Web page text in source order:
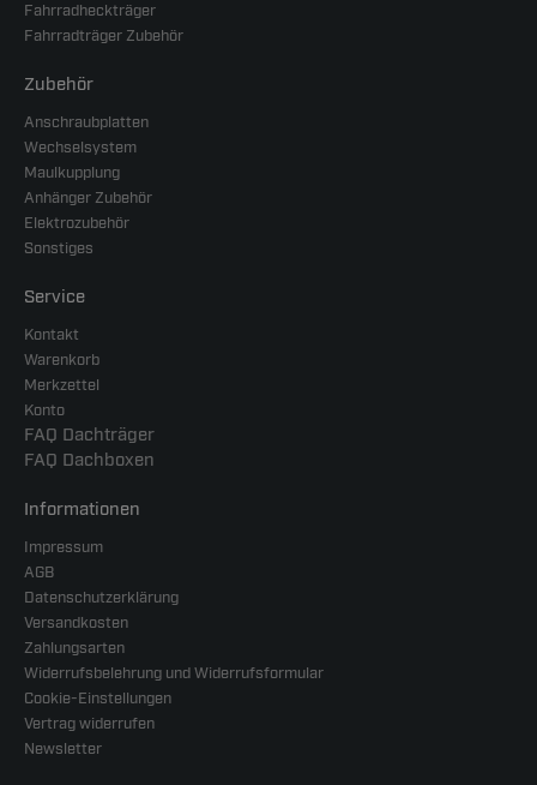
Fahrradheckträger
Fahrradträger Zubehör
Zubehör
Anschraubplatten
Wechselsystem
Maulkupplung
Anhänger Zubehör
Elektrozubehör
Sonstiges
Service
Kontakt
Warenkorb
Merkzettel
Konto
FAQ Dachträger
FAQ Dachboxen
Informationen
Impressum
AGB
Datenschutzerklärung
Versandkosten
Zahlungsarten
Widerrufsbelehrung und Widerrufsformular
Cookie-Einstellungen
Vertrag widerrufen
Newsletter